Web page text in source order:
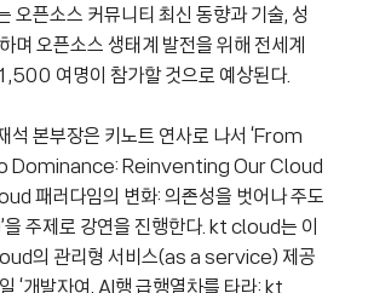
오픈소스 커뮤니티 최신 동향과 기술, 성
며 오픈소스 생태계 발전을 위해 전세계
1,500 여명이 참가할 것으로 예상된다.
석 본부장은 키노트 연사로 나서 ‘From
Dominance: Reinventing Our Cloud
패러다임의 변화: 의존성을 벗어나 주도
을 주제로 강연을 진행한다. kt cloud는 이
의 관리형 서비스(as a service) 제공